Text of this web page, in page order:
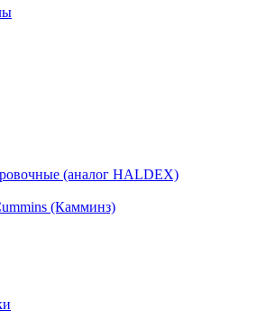
(аналог HALDEX)
(Камминз)